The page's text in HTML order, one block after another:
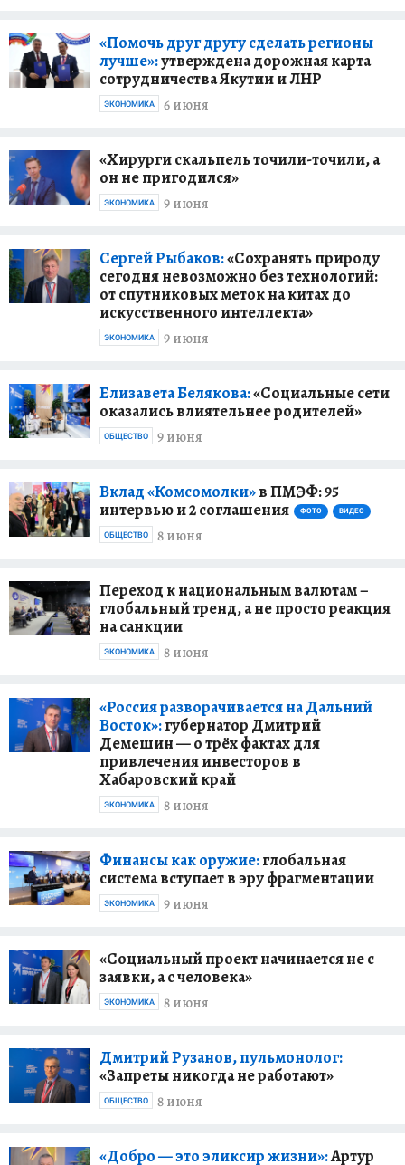
«Помочь друг другу сделать регионы
лучше»:утверждена дорожная карта
сотрудничества Якутии и ЛНР
6 июня
ЭКОНОМИКА
«Хирурги скальпель точили-точили, а
он не пригодился»
9 июня
ЭКОНОМИКА
Сергей Рыбаков:«Сохранять природу
сегодня невозможно без технологий:
от спутниковых меток на китах до
искусственного интеллекта»
9 июня
ЭКОНОМИКА
Елизавета Белякова:«Социальные сети
оказались влиятельнее родителей»
9 июня
ОБЩЕСТВО
Вклад «Комсомолки»в ПМЭФ: 95
интервью и 2 соглашения
ФОТО ВИДЕО
8 июня
ОБЩЕСТВО
Переход к национальным валютам –
глобальный тренд, а не просто реакция
на санкции
8 июня
ЭКОНОМИКА
«Россия разворачивается на Дальний
Восток»:губернатор Дмитрий
Демешин — о трёх фактах для
привлечения инвесторов в
Хабаровский край
8 июня
ЭКОНОМИКА
Финансы как оружие:глобальная
система вступает в эру фрагментации
9 июня
ЭКОНОМИКА
«Социальный проект начинается не с
заявки, а с человека»
8 июня
ЭКОНОМИКА
Дмитрий Рузанов, пульмонолог:
«Запреты никогда не работают»
8 июня
ОБЩЕСТВО
«Добро — это эликсир жизни»:Артур